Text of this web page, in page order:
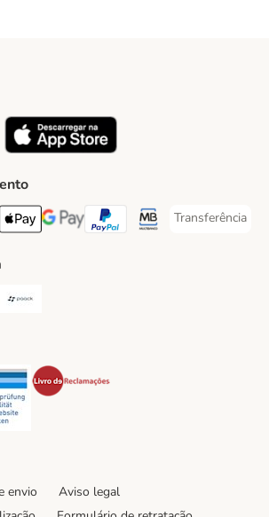
Method
Express Payment Method
Apple Pay Payment Method
Google Pay Payment Method
PayPal Payment Method
Multibanco Payment
Transferência
Transferência
Shipping Method
InPost Shipping Method
Security
envio
Aviso legal